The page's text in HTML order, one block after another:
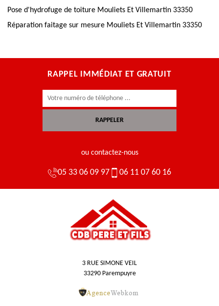
Pose d'hydrofuge de toiture Mouliets Et Villemartin 33350
Réparation faitage sur mesure Mouliets Et Villemartin 33350
RAPPEL IMMÉDIAT ET GRATUIT
ou contactez-nous
05 33 06 09 97 06 11 07 60 16
3 RUE SIMONE VEIL
33290 Parempuyre